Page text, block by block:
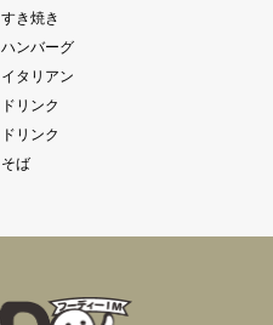
すき焼き
ハンバーグ
イタリアン
ドリンク
ドリンク
そば